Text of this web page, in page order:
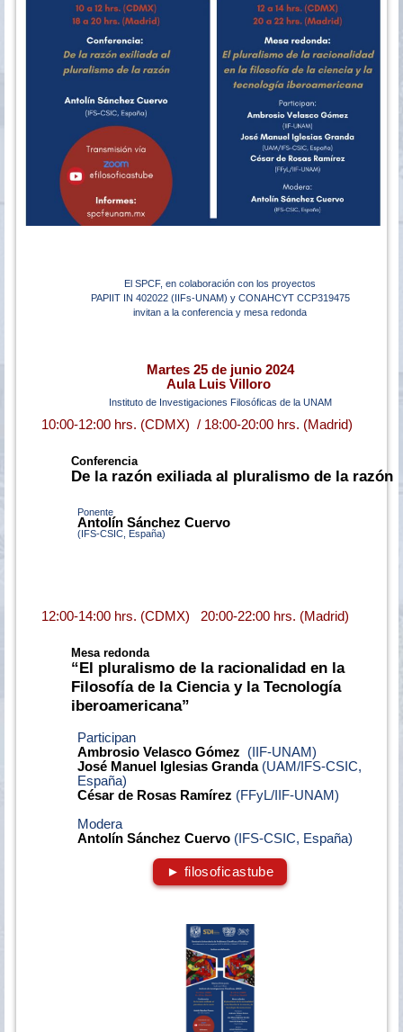
El SPCF, en colaboración con los proyectos
PAPIIT IN 402022 (IIFs-UNAM) y CONAHCYT CCP319475
invitan a la conferencia y mesa redonda
Martes 25 de junio 2024
Aula Luis Villoro
Instituto de Investigaciones Filosóficas de la UNAM
10:00-12:00 hrs. (CDMX) / 18:00-20:00 hrs. (Madrid)
Conferencia
De la razón exiliada al pluralismo de la razón
Ponente
Antolín Sánchez Cuervo
(IFS-CSIC, España)
12:00-14:00 hrs. (CDMX) 20:00-22:00 hrs. (Madrid)
Mesa redonda
“El pluralismo de la racionalidad en la
Filosofía de la Ciencia y la Tecnología
iberoamericana”
Participan
Ambrosio Velasco Gómez
(IIF-UNAM)
José Manuel Iglesias Granda(UAM/IFS-CSIC,
España)
César de Rosas Ramírez (FFyL/IIF-UNAM)
Modera
Antolín Sánchez Cuervo(IFS-CSIC, España)
► filosoficastube